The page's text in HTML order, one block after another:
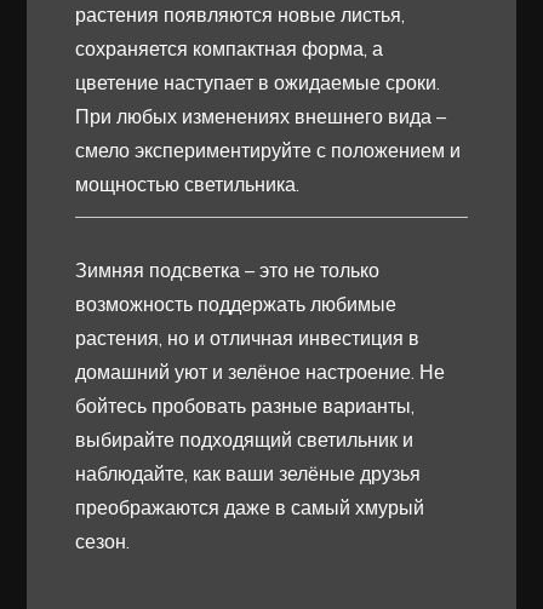
растения появляются новые листья,
сохраняется компактная форма, а
цветение наступает в ожидаемые сроки.
При любых изменениях внешнего вида –
смело экспериментируйте с положением и
мощностью светильника.
Зимняя подсветка – это не только
возможность поддержать любимые
растения, но и отличная инвестиция в
домашний уют и зелёное настроение. Не
бойтесь пробовать разные варианты,
выбирайте подходящий светильник и
наблюдайте, как ваши зелёные друзья
преображаются даже в самый хмурый
сезон.